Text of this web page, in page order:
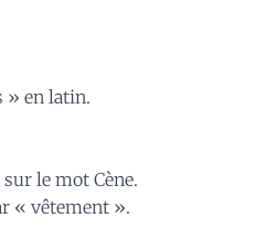
» en latin.
le mot Cène.
« vêtement ».